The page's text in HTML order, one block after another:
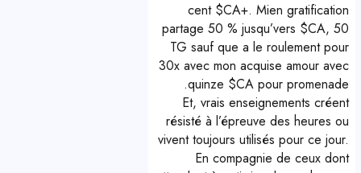
cent $CA+. Mien gratification
partage 50 % jusqu’vers $CA, 50
TG sauf que a le roulement pour
30x avec mon acquise amour avec
quinze $CA pour promenade.
Et, vrais enseignements créent
résisté à l’épreuve des heures ou
vivent toujours utilisés pour ce jour.
En compagnie de ceux dont